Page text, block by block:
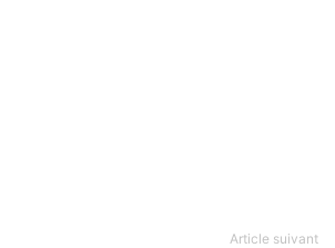
Article suivant